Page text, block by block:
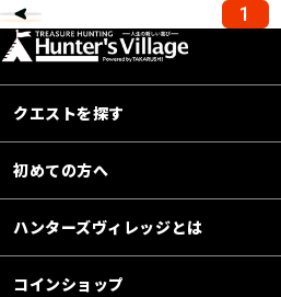
1
クエストを探す
初めての方へ
ハンターズヴィレッジとは
コインショップ